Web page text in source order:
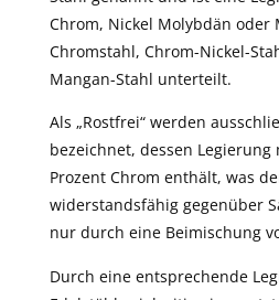
Chrom, Nickel Molybdän oder
Chromstahl, Chrom-Nickel-
Mangan-Stahl unterteilt.
Als „Rostfrei“ werden
bezeichnet, dessen Legierung
Prozent Chrom enthält, was
widerstandsfähig gegenüber
nur durch eine Beimischung
Durch eine entsprechende